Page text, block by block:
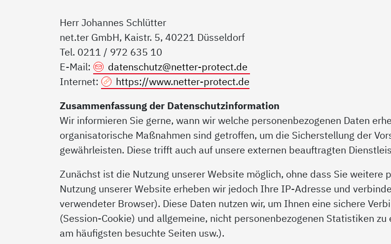
Herr Johannes Schlütter
net.ter GmbH, Kaistr. 5, 40221 Düsseldorf
Tel. 0211 / 972 635 10
E-Mail:
datenschutz@netter-protect.de
Internet:
https://www.netter-protect.de
Zusammenfassung der Datenschutzinformation
Wir informieren Sie gerne, wann wir welche personenbezogenen Daten
organisatorische Maßnahmen sind getroffen, um die Sicherstellung der
gewährleisten. Diese trifft auch auf unsere externen beauftragten
Zunächst ist die Nutzung unserer Website möglich, ohne dass Sie weitere
Nutzung unserer Website erheben wir jedoch Ihre IP-Adresse und
verwendeter Browser). Diese Daten nutzen wir, um Ihnen eine sichere
(Session-Cookie) und allgemeine, nicht personenbezogenen Statistiken
am häufigsten besuchte Seiten usw.).